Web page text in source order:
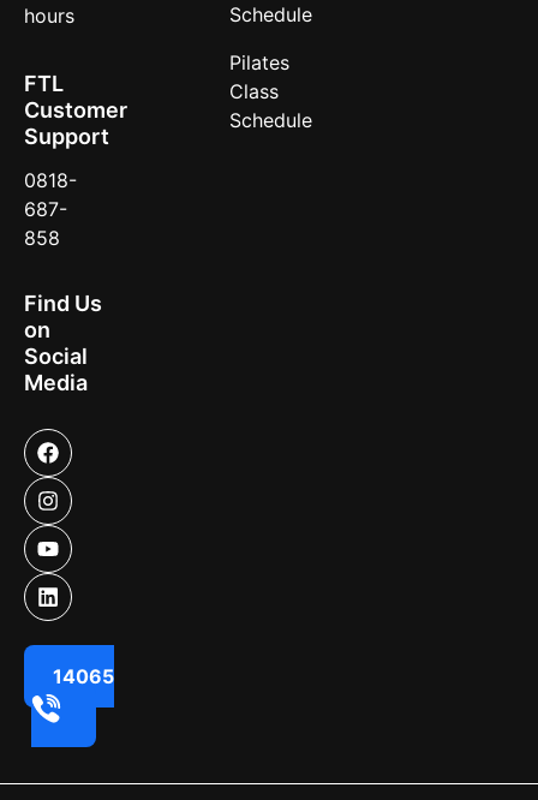
hours
FTL
Customer
Support
0818-
687-
858
Find Us
on
Social
Media
14065
Schedule
Pilates
Class
Schedule